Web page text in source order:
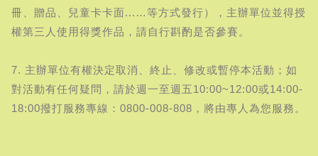
冊、贈品、兒童卡卡面...…等方式發行），主辦單位並得授
權第三人使用得獎作品，請自行斟酌是否參賽。
7. 主辦單位有權決定取消、終止、修改或暫停本活動；如
對活動有任何疑問，請於週一至週五10:00~12:00或14:00-
18:00撥打服務專線：0800-008-808，將由專人為您服務。